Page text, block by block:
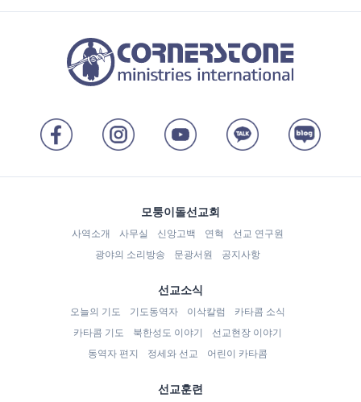
모퉁이돌선교회
사역소개 사무실 신앙고백 연혁
선교 연구원
광야의 소리방송
문광서원 공지사항
선교소식
오늘의 기도 기도동역자 이삭칼럼
카타콤 소식
카타콤 기도
북한성도 이야기
선교현장 이야기
동역자 편지
정세와 선교 어린이 카타콤
선교훈련